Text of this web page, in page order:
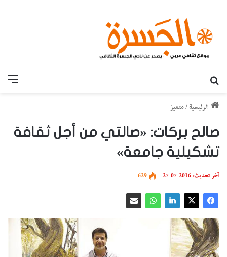
الرئيسية /متميز
صالح بركات: «صالتي من أجل ثقافة
تشكيلية جامعة»
آخر تحديث: 2016-07-27 629